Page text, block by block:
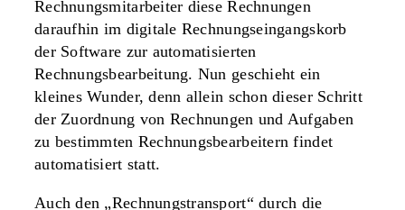
Rechnungsmitarbeiter diese Rechnungen
daraufhin im digitale Rechnungseingangskorb
der Software zur automatisierten
Rechnungsbearbeitung. Nun geschieht ein
kleines Wunder, denn allein schon dieser Schritt
der Zuordnung von Rechnungen und Aufgaben
zu bestimmten Rechnungsbearbeitern findet
automatisiert statt.
Auch den „Rechnungstransport“ durch die